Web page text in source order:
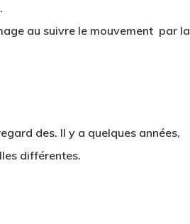
au suivre le mouvement par la
des. Il y a quelques années,
différentes.